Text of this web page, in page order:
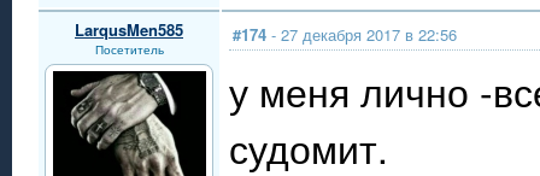
LarqusMen585
Посетитель
#174 - 27 декабря 2017 в 22:56
у меня лично -
судомит.